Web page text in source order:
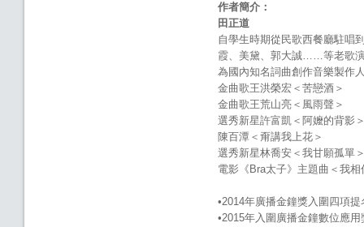
作者簡介：
田正道
自學生時期從民歌西餐廳駐唱
霞、美黛、郭大誠……等老歌
為國內知名詞曲創作音樂製作
金曲歌王洪榮宏＜苦戀酒＞
金曲歌王荒山亮＜風雨聲＞
選秀新星許富凱＜阿嬤的背影
陳百潭＜甭講我上花＞
選秀新星林喬安＜我甘願孤
電影《Bra太子》主題曲＜我
•2014年廣播金鐘獎入圍四項提
•2015年入圍廣播金鐘數位應用